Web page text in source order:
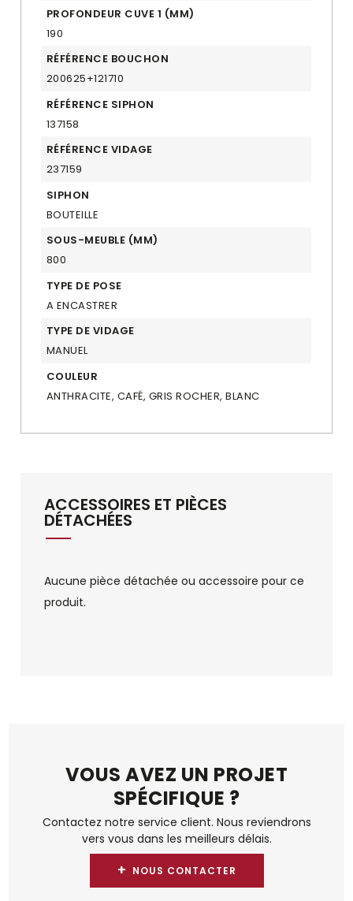
PROFONDEUR CUVE 1 (MM)
190
RÉFÉRENCE BOUCHON
200625+121710
RÉFÉRENCE SIPHON
137158
RÉFÉRENCE VIDAGE
237159
SIPHON
BOUTEILLE
SOUS-MEUBLE (MM)
800
TYPE DE POSE
A ENCASTRER
TYPE DE VIDAGE
MANUEL
COULEUR
ANTHRACITE, CAFÉ, GRIS ROCHER, BLANC
ACCESSOIRES ET PIÈCES
DÉTACHÉES
Aucune pièce détachée ou accessoire pour ce
produit.
VOUS AVEZ UN PROJET
SPÉCIFIQUE ?
Contactez notre service client. Nous reviendrons
vers vous dans les meilleurs délais.
+ NOUS CONTACTER